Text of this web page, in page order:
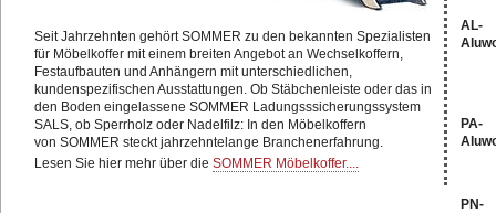
Seit Jahrzehnten gehört SOMMER zu den bekannten Spezialisten
für Möbelkoffer mit einem breiten Angebot an Wechselkoffern,
Festaufbauten und Anhängern mit unterschiedlichen,
kundenspezifischen Ausstattungen. Ob Stäbchenleiste oder das in
den Boden eingelassene SOMMER Ladungsssicherungssystem
SALS, ob Sperrholz oder Nadelfilz: In den Möbelkoffern
von SOMMER steckt jahrzehntelange Branchenerfahrung.
Lesen Sie hier mehr über die SOMMER Möbelkoffer....
AL-
PA-
PN-